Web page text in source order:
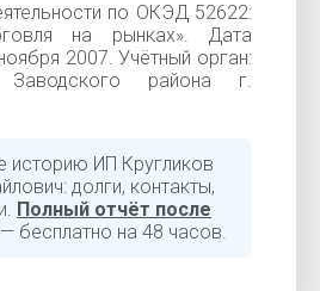
по ОКЭД 52622:
на рынках». Дата
2007. Учётный орган:
Заводского района г.
историю ИП Кругликов
долги, контакты,
Полный отчёт после
— бесплатно на 48 часов.